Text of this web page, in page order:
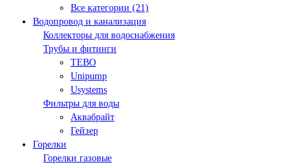
Все категории (21)
Водопровод и канализация
Коллекторы для водоснабжения
Трубы и фитинги
TEBO
Unipump
Usystems
Фильтры для воды
Аквабрайт
Гейзер
Горелки
Горелки газовые